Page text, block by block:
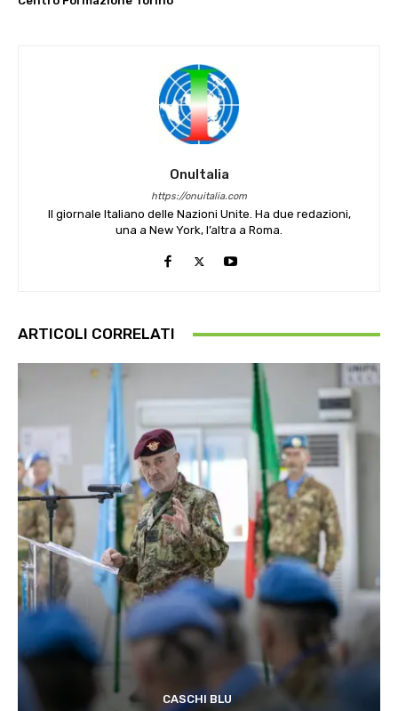
OnuItalia
https://onuitalia.com
Il giornale Italiano delle Nazioni Unite. Ha due redazioni,
una a New York, l’altra a Roma.
ARTICOLI CORRELATI
CASCHI BLU